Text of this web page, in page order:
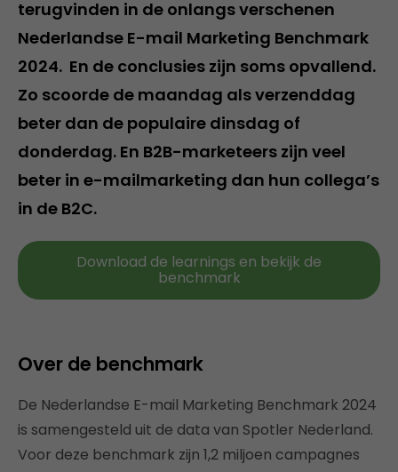
terugvinden in de onlangs verschenen
Nederlandse E-mail Marketing Benchmark
2024. En de conclusies zijn soms opvallend.
Zo scoorde de maandag als verzenddag
beter dan de populaire dinsdag of
donderdag. En B2B-marketeers zijn veel
beter in e-mailmarketing dan hun collega’s
in de B2C.
Download de learnings en bekijk de
benchmark
Over de benchmark
De Nederlandse E-mail Marketing Benchmark 2024
is samengesteld uit de data van Spotler Nederland.
Voor deze benchmark zijn 1,2 miljoen campagnes